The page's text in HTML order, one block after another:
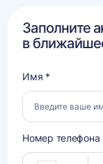
Заполните
в
Имя *
Номер телефона